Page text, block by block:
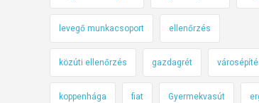
levegő munkacsoport ellenőrzés
közúti ellenőrzés gazdagrét
koppenhága fiat Gyermekvasút